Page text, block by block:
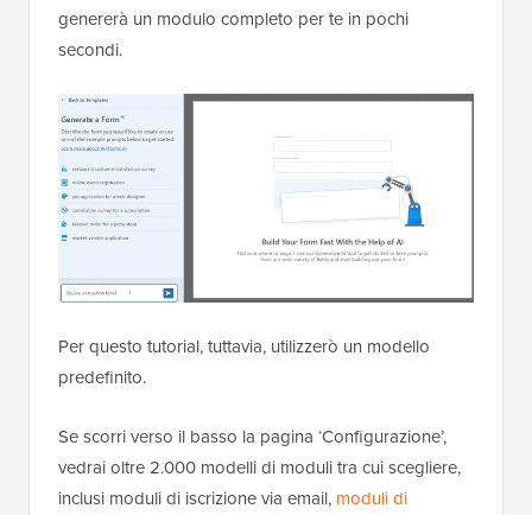
genererà un modulo completo per te in pochi
secondi.
Per questo tutorial, tuttavia, utilizzerò un modello
predefinito.
Se scorri verso il basso la pagina ‘Configurazione’,
vedrai oltre 2.000 modelli di moduli tra cui scegliere,
inclusi moduli di iscrizione via email, moduli di